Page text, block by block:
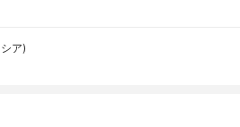
ア)